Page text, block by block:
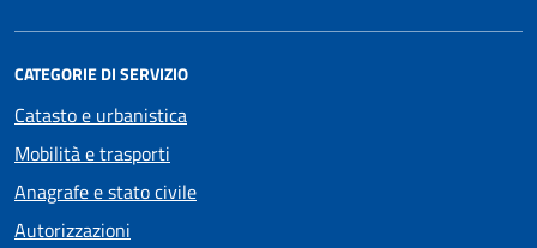
CATEGORIE DI SERVIZIO
Catasto e urbanistica
Mobilità e trasporti
Anagrafe e stato civile
Autorizzazioni